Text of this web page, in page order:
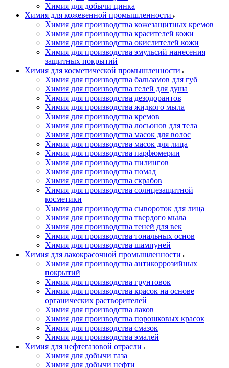
Химия для добычи цинка
Химия для кожевенной промышленности
Химия для производства кожезащитных кремов
Химия для производства красителей кожи
Химия для производства окислителей кожи
Химия для производства эмульсий нанесения
защитных покрытий
Химия для косметической промышленности
Химия для производства бальзамов для губ
Химия для производства гелей для душа
Химия для производства дезодорантов
Химия для производства жидкого мыла
Химия для производства кремов
Химия для производства лосьонов для тела
Химия для производства масок для волос
Химия для производства масок для лица
Химия для производства парфюмерии
Химия для производства пилингов
Химия для производства помад
Химия для производства скрабов
Химия для производства солнцезащитной
косметики
Химия для производства сывороток для лица
Химия для производства твердого мыла
Химия для производства теней для век
Химия для производства тональных основ
Химия для производства шампуней
Химия для лакокрасочной промышленности
Химия для производства антикоррозийных
покрытий
Химия для производства грунтовок
Химия для производства красок на основе
органических растворителей
Химия для производства лаков
Химия для производства порошковых красок
Химия для производства смазок
Химия для производства эмалей
Химия для нефтегазовой отрасли
Химия для добычи газа
Химия для добычи нефти